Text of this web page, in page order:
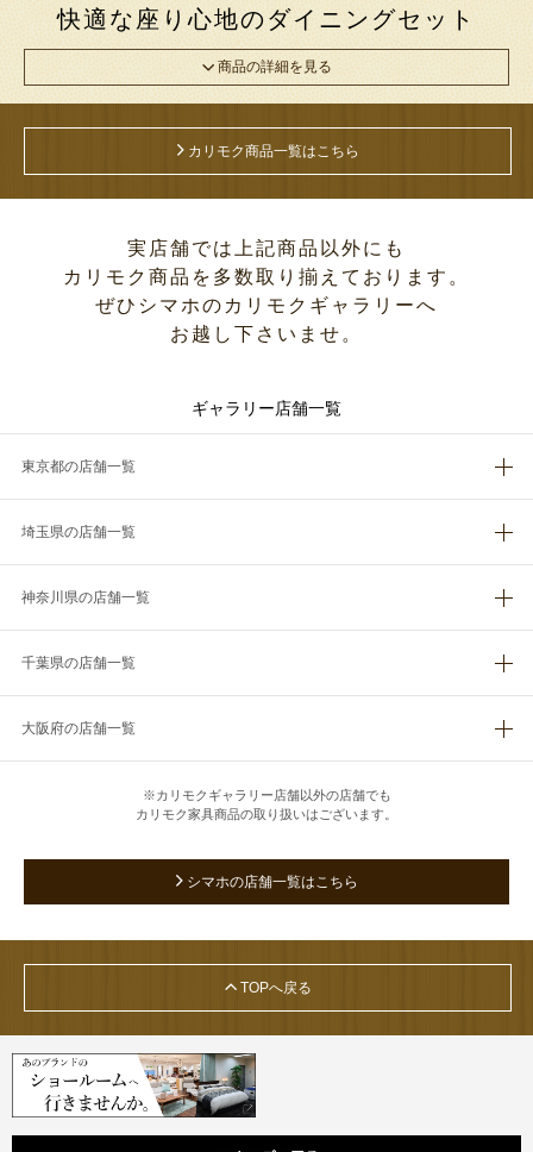
快適な座り心地のダイニングセット
商品の詳細を見る
カリモク商品一覧はこちら
実店舗では上記商品以外にも
カリモク商品を多数取り揃えております。
ぜひシマホのカリモクギャラリーへ
お越し下さいませ。
ギャラリー店舗一覧
東京都の店舗一覧
埼玉県の店舗一覧
神奈川県の店舗一覧
千葉県の店舗一覧
大阪府の店舗一覧
※カリモクギャラリー店舗以外の店舗でも
カリモク家具商品の取り扱いはございます。
シマホの店舗一覧はこちら
TOPへ戻る